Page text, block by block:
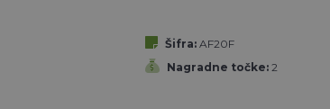
Šifra: AF20F
Nagradne točke: 2